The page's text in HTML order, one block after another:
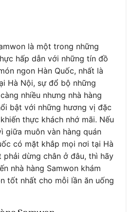
là một trong những
hấp dẫn với những tín đồ
ngon Hàn Quốc, nhất là
Hà Nội, sự đổ bộ những
nhiều nhưng nhà hàng
bật với những hương vị đặc
thực khách nhớ mãi. Nếu
giữa muôn vàn hàng quán
có mặt khắp mọi nơi tại Hà
phải dừng chân ở đâu, thì hãy
nhà hàng Samwon khám
tốt nhất cho mỗi lần ăn uống